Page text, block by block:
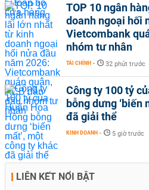
TOP 10 ngân
doanh ngoại hối
Vietcombank
nhóm tư nhân
TÀI CHÍNH - 32 phút trước
Công ty 100 tỷ
bỗng dưng ‘biến
đã giải thể
KINH DOANH - 5 giờ trước
LIÊN KẾT NỔI BẬT